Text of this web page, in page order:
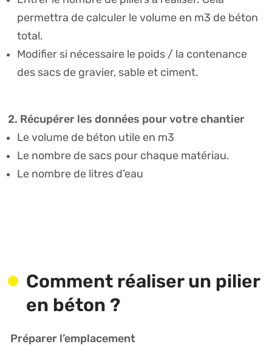
permettra de calculer le volume en m3 de béton
total.
Modifier si nécessaire le poids / la contenance
des sacs de gravier, sable et ciment.
2. Récupérer les données pour votre chantier
Le volume de béton utile en m3
Le nombre de sacs pour chaque matériau.
Le nombre de litres d’eau
Comment réaliser un pilier
en béton ?
Préparer l’emplacement